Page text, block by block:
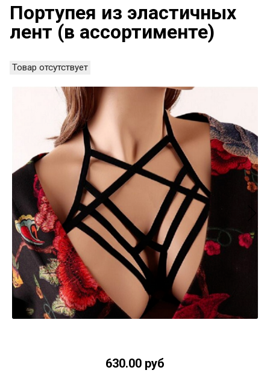
Портупея из эластичных
лент (в ассортименте)
Товар отсутствует
630.00 руб